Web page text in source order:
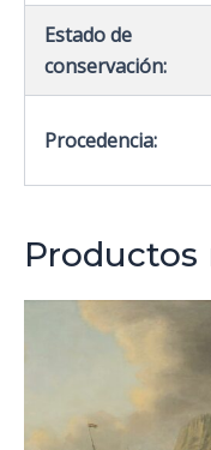
Estado de
conservación:
Procedencia:
Productos